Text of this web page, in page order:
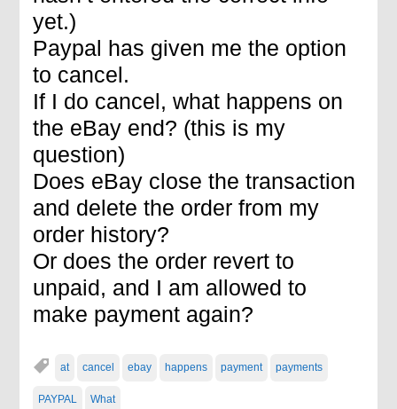
yet.)
Paypal has given me the option
to cancel.
If I do cancel, what happens on
the eBay end? (this is my
question)
Does eBay close the transaction
and delete the order from my
order history?
Or does the order revert to
unpaid, and I am allowed to
make payment again?
at cancel ebay happens payment payments
PAYPAL What